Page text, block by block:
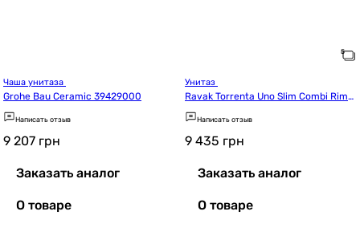
Grohe Bau Ceramic 39429000
Написать отзыв
9 207 грн
Заказать аналог
О товаре
Ravak Torrenta Uno Slim Combi RimO
ff с сиденьем (RKUJ100021)
Написать отзыв
9 435 грн
Заказать аналог
О товаре